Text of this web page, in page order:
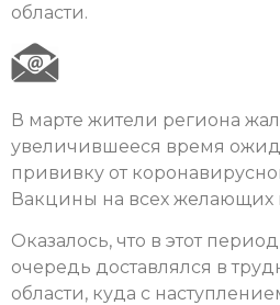
области.
В марте жители региона
увеличившееся время
прививку от
Вакцины на всех желающих
Оказалось, что в этот
очередь доставлялся в
области, куда с